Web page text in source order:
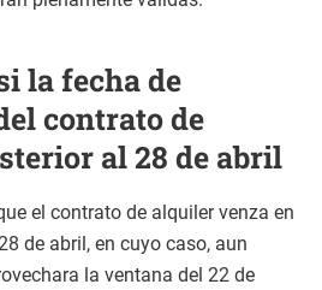
la fecha de
contrato de
al 28 de abril
el contrato de alquiler venza en
de abril, en cuyo caso, aun
la ventana del 22 de